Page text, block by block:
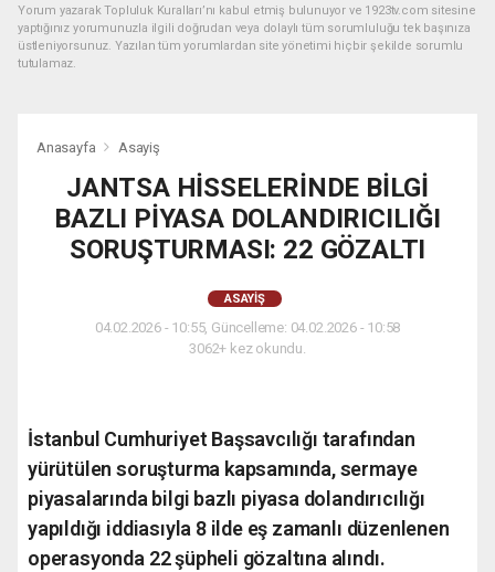
Yorum yazarak Topluluk Kuralları’nı kabul etmiş bulunuyor ve 1923tv.com sitesine
yaptığınız yorumunuzla ilgili doğrudan veya dolaylı tüm sorumluluğu tek başınıza
üstleniyorsunuz. Yazılan tüm yorumlardan site yönetimi hiçbir şekilde sorumlu
tutulamaz.
Anasayfa Asayiş
JANTSA HİSSELERİNDE BİLGİ
BAZLI PİYASA DOLANDIRICILIĞI
SORUŞTURMASI: 22 GÖZALTI
ASAYIŞ
04.02.2026 - 10:55, Güncelleme: 04.02.2026 - 10:58
3062+ kez okundu.
İstanbul Cumhuriyet Başsavcılığı tarafından
yürütülen soruşturma kapsamında, sermaye
piyasalarında bilgi bazlı piyasa dolandırıcılığı
yapıldığı iddiasıyla 8 ilde eş zamanlı düzenlenen
operasyonda 22 şüpheli gözaltına alındı.